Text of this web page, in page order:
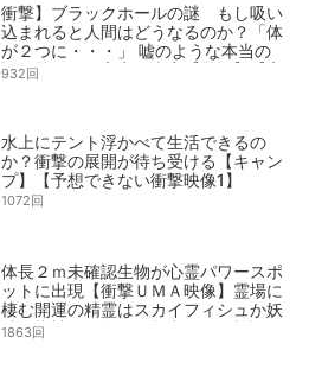
衝撃】ブラックホールの謎 もし吸い
込まれると人間はどうなるのか？「体
が２つに・・・」 嘘のような本当の
話 驚くべき宇宙の事実【驚愕】【宇
932回
水上にテント浮かべて生活できるの
か？衝撃の展開が待ち受ける【キャン
プ】【予想できない衝撃映像1】
1072回
体長２ｍ未確認生物が心霊パワースポ
ットに出現【衝撃ＵＭＡ映像】霊場に
棲む開運の精霊はスカイフィシュか妖
精か龍神の化身か！超常現象を検証
1863回